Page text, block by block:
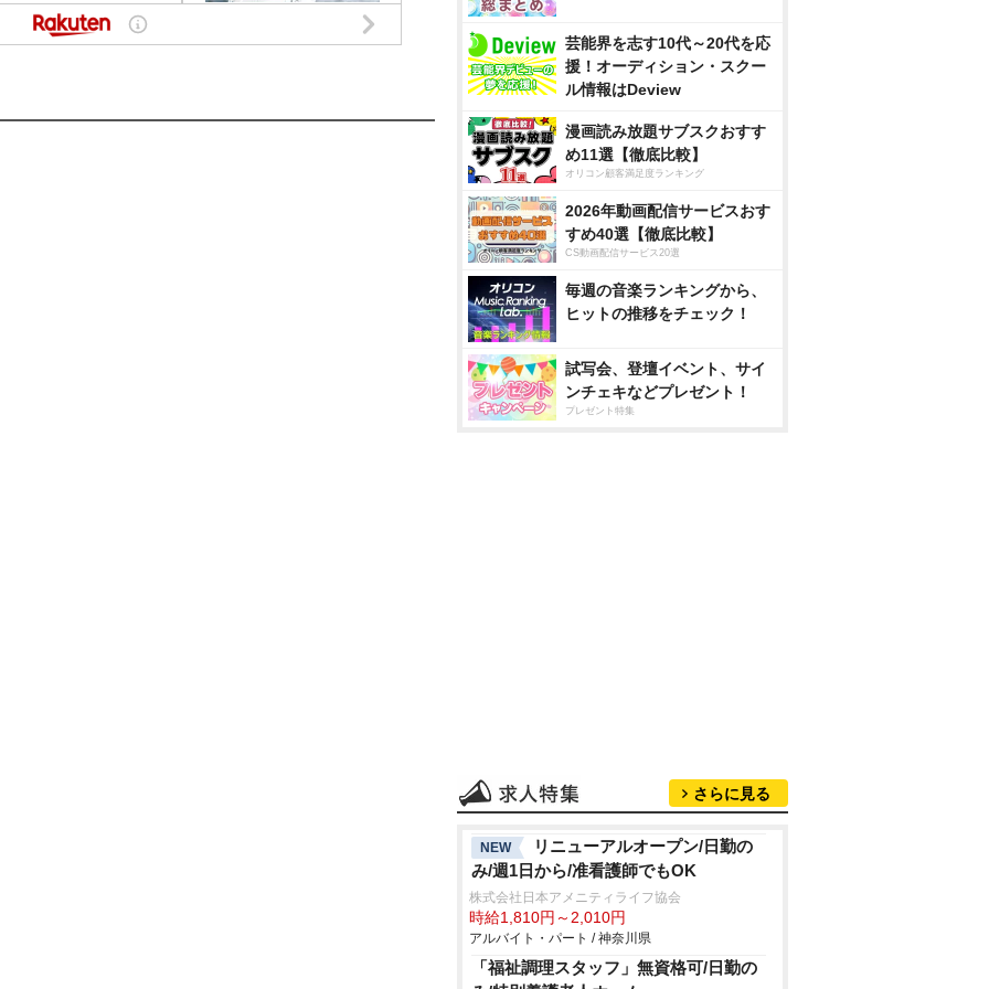
芸能界を志す10代～20代を応
援！オーディション・スクー
ル情報はDeview
漫画読み放題サブスクおすす
め11選【徹底比較】
オリコン顧客満足度ランキング
2026年動画配信サービスおす
すめ40選【徹底比較】
CS動画配信サービス20選
毎週の音楽ランキングから、
ヒットの推移をチェック！
試写会、登壇イベント、サイ
ンチェキなどプレゼント！
プレゼント特集
さらに見る
NEW
リニューアルオープン/日勤の
み/週1日から/准看護師でもOK
株式会社日本アメニティライフ協会
時給1,810円～2,010円
アルバイト・パート / 神奈川県
「福祉調理スタッフ」無資格可/日勤の